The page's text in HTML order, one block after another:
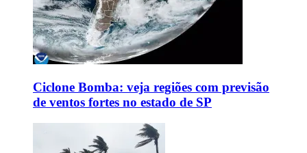
Ciclone Bomba: veja regiões com previsão
de ventos fortes no estado de SP